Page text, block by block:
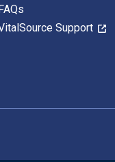
FAQs
Support